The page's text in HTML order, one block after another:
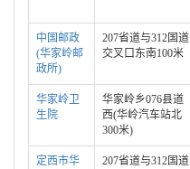
中国邮政
(华家岭邮
政所)
207省道与312国道
交叉口东南100米
华家岭卫
生院
华家岭乡076县道
西(华岭汽车站北
300米)
定西市华
207省道与312国道